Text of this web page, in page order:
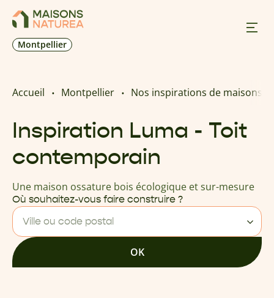
Montpellier
Nos offres
Prendre RDV
Accueil Montpellier Nos inspirations de maisons
Inspiration Luma - Toit
contemporain
Une maison ossature bois écologique et sur-mesure
Où souhaitez-vous faire construire ?
Ville ou code postal
OK